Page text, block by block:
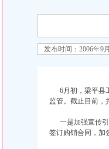
发布时间：2006年9
6月初，梁平县
监管。截止目前，
一是加强宣传引
签订购销合同，加